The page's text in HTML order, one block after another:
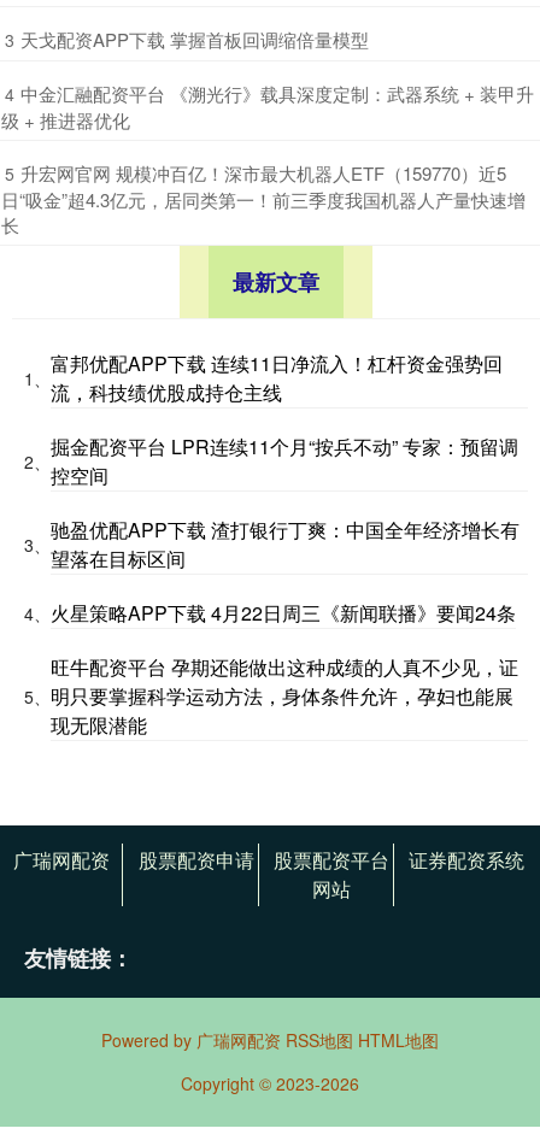
3 ​天戈配资APP下载 掌握首板回调缩倍量模型
4 ​中金汇融配资平台 《溯光行》载具深度定制：武器系统 + 装甲升
级 + 推进器优化
5 ​升宏网官网 规模冲百亿！深市最大机器人ETF（159770）近5
日“吸金”超4.3亿元，居同类第一！前三季度我国机器人产量快速增
长
最新文章
1、
富邦优配APP下载 连续11日净流入！杠杆资金强势回
流，科技绩优股成持仓主线
2、
掘金配资平台 LPR连续11个月“按兵不动” 专家：预留调
控空间
3、
驰盈优配APP下载 渣打银行丁爽：中国全年经济增长有
望落在目标区间
4、 火星策略APP下载 4月22日周三《新闻联播》要闻24条
5、
旺牛配资平台 孕期还能做出这种成绩的人真不少见，证
明只要掌握科学运动方法，身体条件允许，孕妇也能展
现无限潜能
广瑞网配资 股票配资申请
股票配资平台
网站
证券配资系统
友情链接：
Powered by 广瑞网配资 RSS地图 HTML地图
Copyright © 2023-2026